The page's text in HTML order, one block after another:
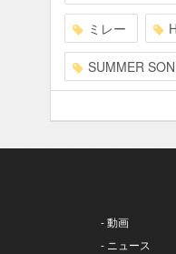
ミレー
SUMMER
- 動画
- ニュース